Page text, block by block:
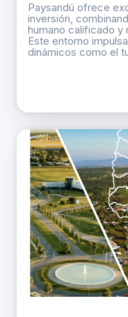
Paysandú ofrece
inversión,
humano calificado y
Este entorno
dinámicos como el